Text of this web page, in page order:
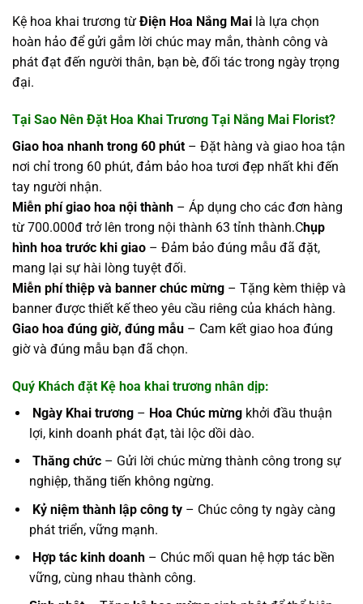
Kệ hoa khai trương từ Điện Hoa Nắng Mai là lựa chọn
hoàn hảo để gửi gắm lời chúc may mắn, thành công và
phát đạt đến người thân, bạn bè, đối tác trong ngày trọng
đại.
Tại Sao Nên Đặt Hoa Khai Trương Tại Nắng Mai Florist?
Giao hoa nhanh trong 60 phút – Đặt hàng và giao hoa tận
nơi chỉ trong 60 phút, đảm bảo hoa tươi đẹp nhất khi đến
tay người nhận.
Miễn phí giao hoa nội thành – Áp dụng cho các đơn hàng
từ 700.000đ trở lên trong nội thành 63 tỉnh thành.Chụp
hình hoa trước khi giao – Đảm bảo đúng mẫu đã đặt,
mang lại sự hài lòng tuyệt đối.
Miễn phí thiệp và banner chúc mừng – Tặng kèm thiệp và
banner được thiết kế theo yêu cầu riêng của khách hàng.
Giao hoa đúng giờ, đúng mẫu – Cam kết giao hoa đúng
giờ và đúng mẫu bạn đã chọn.
Quý Khách đặt Kệ hoa khai trương nhân dịp:
Ngày Khai trương– Hoa Chúc mừngkhởi đầu thuận
lợi, kinh doanh phát đạt, tài lộc dồi dào.
Thăng chức– Gửi lời chúc mừng thành công trong sự
nghiệp, thăng tiến không ngừng.
Kỷ niệm thành lập công ty– Chúc công ty ngày càng
phát triển, vững mạnh.
Hợp tác kinh doanh– Chúc mối quan hệ hợp tác bền
vững, cùng nhau thành công.